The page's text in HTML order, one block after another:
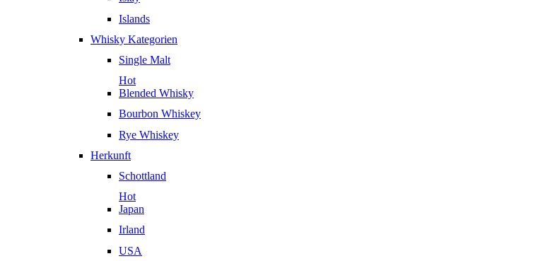
Islands
Whisky Kategorien
Single Malt
Hot
Blended Whisky
Bourbon Whiskey
Rye Whiskey
Herkunft
Schottland
Hot
Japan
Irland
USA